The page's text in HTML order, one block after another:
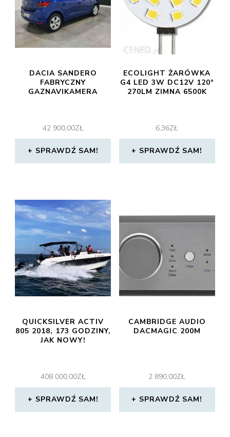
DACIA SANDERO
FABRYCZNY
GAZNAVIKAMERA
42 900,00ZŁ
SPRAWDŹ SAM!
ECOLIGHT ŻARÓWKA
G4 LED 3W DC12V 120°
270LM ZIMNA 6500K
6,36ZŁ
SPRAWDŹ SAM!
QUICKSILVER ACTIV
805 2018, 173 GODZINY,
JAK NOWY!
408 000,00ZŁ
SPRAWDŹ SAM!
CAMBRIDGE AUDIO
DACMAGIC 200M
2 890,00ZŁ
SPRAWDŹ SAM!